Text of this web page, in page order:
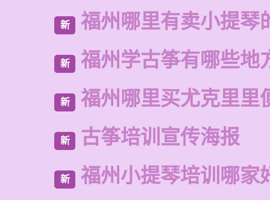
新 福州哪里有卖小提琴
新 福州学古筝有哪些地
新 福州哪里买尤克里里
新 古筝培训宣传海报
新 福州小提琴培训哪家